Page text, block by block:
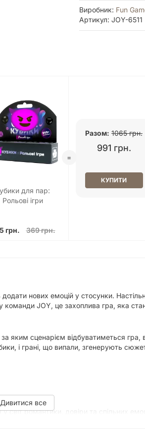
Виробник: Fun
Артикул: JOY-6511
для пар:
Рольові ігри
грн. 369 грн.
Разом: 1065 грн.
991 грн.
КУПИТИ
нових емоцій у стосунки.
JOY, це захоплива гра, яка
яким сценарієм відбуватиметься
і грані, що випали, згенерують
романтики, довіри та спільних
Дивитися все